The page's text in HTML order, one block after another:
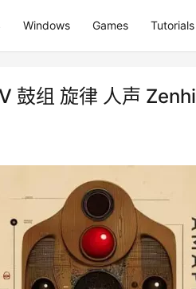
Windows Games Tutorials
鼓组 旋律 人声